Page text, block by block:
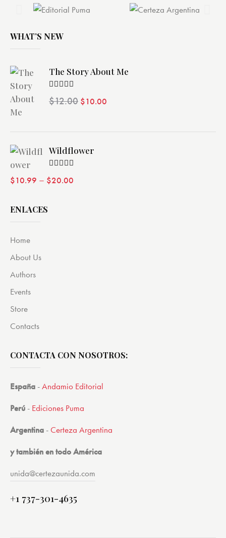
WHAT’S NEW
The Story About Me
Valorado
con4.00
$12.00 $10.00
Wildflower
con4.00
$10.99 – $20.00
ENLACES
Home
About Us
Authors
Events
Store
Contacts
CONTACTA CON NOSOTROS:
España -Andamio Editorial
Perú - Ediciones Puma
Argentina -Certeza Argentina
y también en todo América
unida@certezaunida.com
+1 737-301-4635